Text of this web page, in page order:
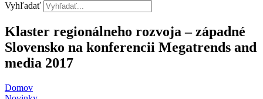
Vyhľadať
Klaster regionálneho rozvoja – západné
Slovensko na konferencii Megatrends and
media 2017
Domov